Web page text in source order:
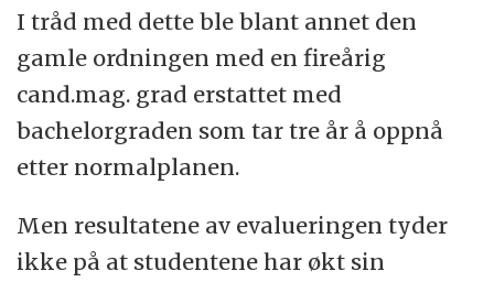
I tråd med dette ble blant annet den
gamle ordningen med en fireårig
cand.mag. grad erstattet med
bachelorgraden som tar tre år å oppnå
etter normalplanen.
Men resultatene av evalueringen tyder
ikke på at studentene har økt sin